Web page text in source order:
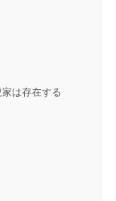
は存在する